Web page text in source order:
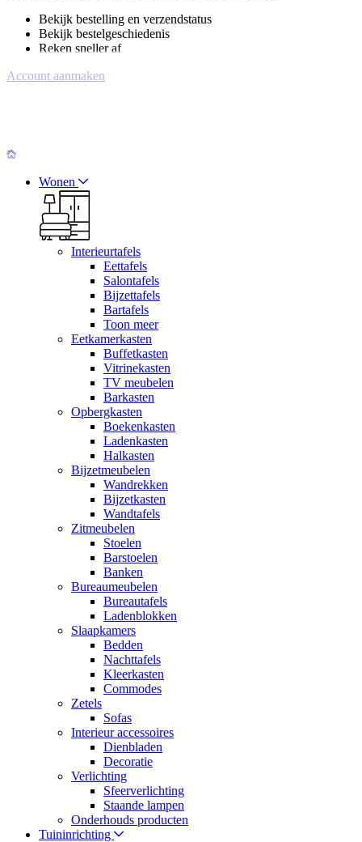
Bekijk bestelling en verzendstatus
Bekijk bestelgeschiedenis
Reken sneller af
Account aanmaken
Wonen
Interieurtafels
Eettafels
Salontafels
Bijzettafels
Bartafels
Toon meer
Eetkamerkasten
Buffetkasten
Vitrinekasten
TV meubelen
Barkasten
Opbergkasten
Boekenkasten
Ladenkasten
Halkasten
Bijzetmeubelen
Wandrekken
Bijzetkasten
Wandtafels
Zitmeubelen
Stoelen
Barstoelen
Banken
Bureaumeubelen
Bureautafels
Ladenblokken
Slaapkamers
Bedden
Nachttafels
Kleerkasten
Commodes
Zetels
Sofas
Interieur accessoires
Dienbladen
Decoratie
Verlichting
Sfeerverlichting
Staande lampen
Onderhouds producten
Tuininrichting